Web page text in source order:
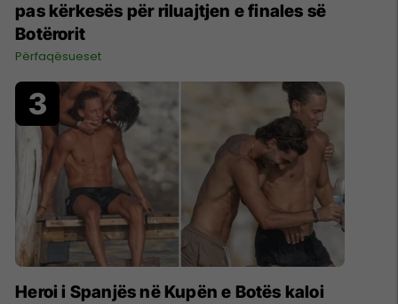
pas kërkesës për riluajtjen e finales së
Botërorit
Përfaqësueset
Heroi i Spanjës në Kupën e Botës kaloi